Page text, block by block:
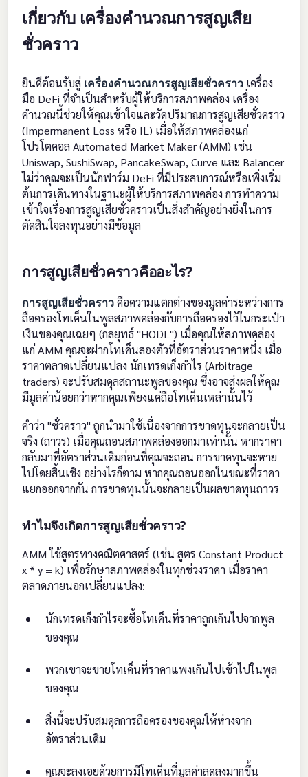
เกี่ยวกับ เครื่องคำนวณการสูญเสีย
ชั่วคราว
ยินดีต้อนรับสู่ เครื่องคำนวณการสูญเสียชั่วคราว เครื่อง
มือ DeFi ที่จำเป็นสำหรับผู้ให้บริการสภาพคล่อง เครื่อง
คำนวณนี้ช่วยให้คุณเข้าใจและวัดปริมาณการสูญเสียชั่วคราว
(Impermanent Loss หรือ IL) เมื่อให้สภาพคล่องแก่
โปรโตคอล Automated Market Maker (AMM) เช่น
Uniswap, SushiSwap, PancakeSwap, Curve และ Balancer
ไม่ว่าคุณจะเป็นนักฟาร์ม DeFi ที่มีประสบการณ์หรือเพิ่งเริ่ม
ต้นการเดินทางในฐานะผู้ให้บริการสภาพคล่อง การทำความ
เข้าใจเรื่องการสูญเสียชั่วคราวเป็นสิ่งสำคัญอย่างยิ่งในการ
ตัดสินใจลงทุนอย่างมีข้อมูล
การสูญเสียชั่วคราวคืออะไร?
การสูญเสียชั่วคราวคือความแตกต่างของมูลค่าระหว่างการ
ถือครองโทเค็นในพูลสภาพคล่องกับการถือครองไว้ในกระเป๋า
เงินของคุณเฉยๆ (กลยุทธ์ "HODL") เมื่อคุณให้สภาพคล่อง
แก่ AMM คุณจะฝากโทเค็นสองตัวที่อัตราส่วนราคาหนึ่ง เมื่อ
ราคาตลาดเปลี่ยนแปลง นักเทรดเก็งกำไร (Arbitrage
traders) จะปรับสมดุลสถานะพูลของคุณ ซึ่งอาจส่งผลให้คุณ
มีมูลค่าน้อยกว่าหากคุณเพียงแค่ถือโทเค็นเหล่านั้นไว้
คำว่า "ชั่วคราว" ถูกนำมาใช้เนื่องจากการขาดทุนจะกลายเป็น
จริง (ถาวร) เมื่อคุณถอนสภาพคล่องออกมาเท่านั้น หากราคา
กลับมาที่อัตราส่วนเดิมก่อนที่คุณจะถอน การขาดทุนจะหาย
ไปโดยสิ้นเชิง อย่างไรก็ตาม หากคุณถอนออกในขณะที่ราคา
แยกออกจากกัน การขาดทุนนั้นจะกลายเป็นผลขาดทุนถาวร
ทำไมจึงเกิดการสูญเสียชั่วคราว?
AMM ใช้สูตรทางคณิตศาสตร์ (เช่น สูตร Constant Product
x * y = k) เพื่อรักษาสภาพคล่องในทุกช่วงราคา เมื่อราคา
ตลาดภายนอกเปลี่ยนแปลง:
นักเทรดเก็งกำไรจะซื้อโทเค็นที่ราคาถูกเกินไปจากพูล
ของคุณ
พวกเขาจะขายโทเค็นที่ราคาแพงเกินไปเข้าไปในพูล
ของคุณ
สิ่งนี้จะปรับสมดุลการถือครองของคุณให้ห่างจาก
อัตราส่วนเดิม
คุณจะลงเอยด้วยการมีโทเค็นที่มูลค่าลดลงมากขึ้น